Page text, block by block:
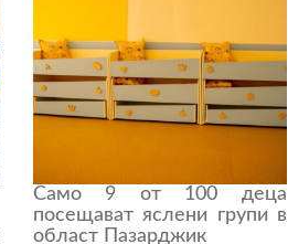
Само 9 от 100 деца
посещават яслени групи в
област Пазарджик